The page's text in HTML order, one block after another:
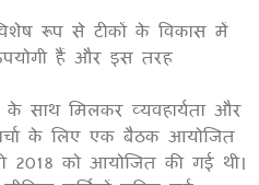
17 Jul 2020
रूप से टीकों के विकास में
हैं और इस तरह
के साथ मिलकर व्यवहार्यता और
के लिए एक बैठक आयोजित
को आयोजित की गई थी।